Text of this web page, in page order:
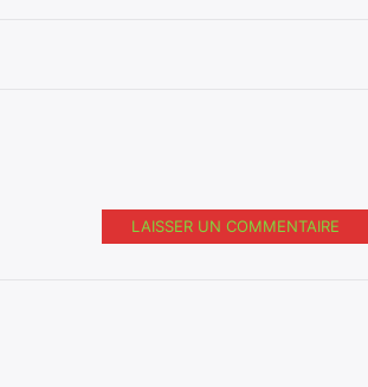
LAISSER UN COMMENTAIRE